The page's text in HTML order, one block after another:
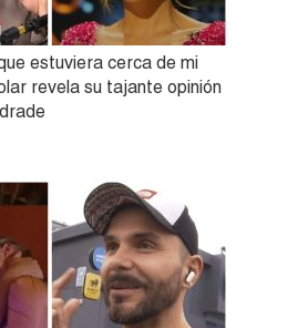
estuviera cerca de mi
revela su tajante opinión